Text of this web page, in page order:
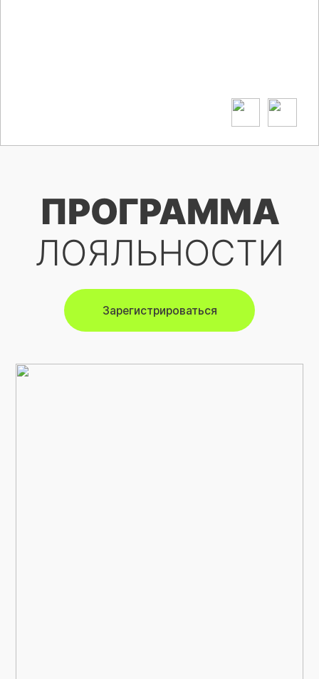
ПРОГРАММА
ЛОЯЛЬНОСТИ
Зарегистрироваться